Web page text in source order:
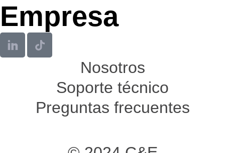
Empresa
Nosotros
Soporte técnico
Preguntas frecuentes